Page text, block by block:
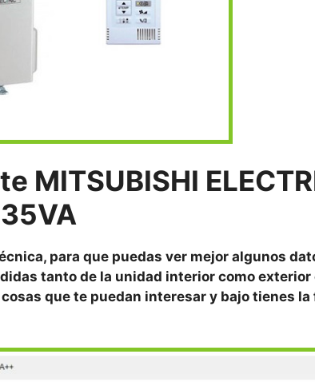
MITSUBISHI
para que puedas ver mejor algunos
tanto de la unidad interior como exterior
que te puedan interesar y bajo tienes la